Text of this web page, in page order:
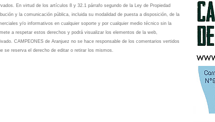
En virtud de los artículos 8 y 32.1 párrafo segundo de la Ley de Propiedad
y la comunicación pública, incluida su modalidad de puesta a disposición, de la
y/o informativos en cualquier soporte y por cualquier medio técnico sin la
a respetar estos derechos y podrá visualizar los elementos de la web,
CAMPEONES de Aranjuez no se hace responsable de los comentarios vertidos
se reserva el derecho de editar o retirar los mismos.